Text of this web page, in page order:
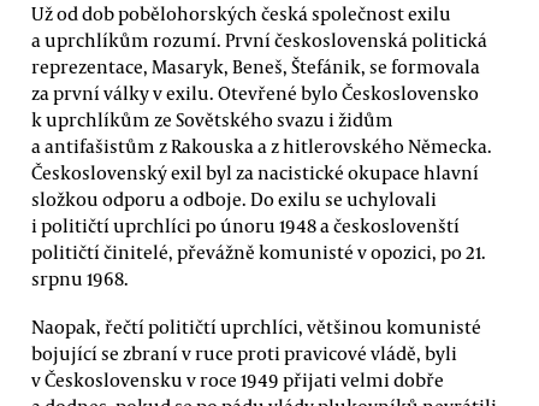
Už od dob pobělohorských česká společnost exilu
a uprchlíkům rozumí. První československá politická
reprezentace, Masaryk, Beneš, Štefánik, se formovala
za první války v exilu. Otevřené bylo Československo
k uprchlíkům ze Sovětského svazu i židům
a antifašistům z Rakouska a z hitlerovského Německa.
Československý exil byl za nacistické okupace hlavní
složkou odporu a odboje. Do exilu se uchylovali
i političtí uprchlíci po únoru 1948 a českoslovenští
političtí činitelé, převážně komunisté v opozici, po 21.
srpnu 1968.
Naopak, řečtí političtí uprchlíci, většinou komunisté
bojující se zbraní v ruce proti pravicové vládě, byli
v Československu v roce 1949 přijati velmi dobře